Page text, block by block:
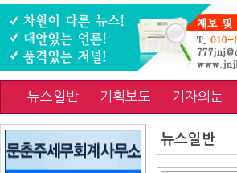
뉴스일반 기획보도 기자의눈
뉴스일반